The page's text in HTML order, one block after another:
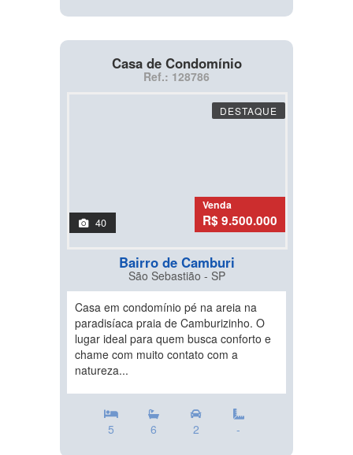
Casa de Condomínio
Ref.: 128786
DESTAQUE
40
Venda
R$ 9.500.000
Bairro de Camburi
São Sebastião - SP
Casa em condomínio pé na areia na
paradisíaca praia de Camburizinho. O
lugar ideal para quem busca conforto e
chame com muito contato com a
natureza...
5 6 2 -